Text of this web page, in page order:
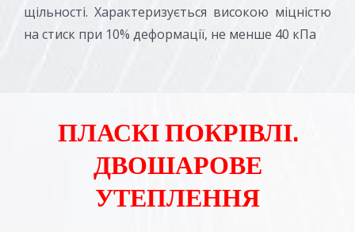
щільності. Характеризується високою міцністю
на стиск при 10% деформації, не менше 40 кПа
ПЛАСКІ ПОКРІВЛІ.
ДВОШАРОВЕ
УТЕПЛЕННЯ